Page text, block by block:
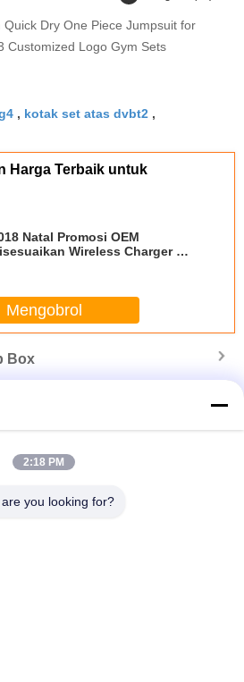
Quick Dry One Piece Jumpsuit for
Customized Logo Gym Sets
, kotak set atas dvbt2 ,
Harga Terbaik untuk
Natal Promosi OEM
Wireless Charger Qi
Mengobrol
Box
2:18 PM
you looking for?